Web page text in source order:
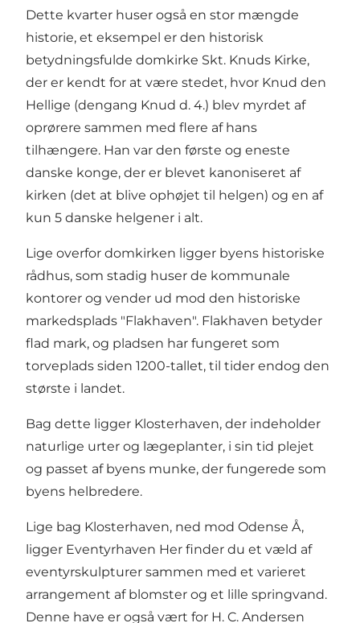
Dette kvarter huser også en stor mængde
historie, et eksempel er den historisk
betydningsfulde domkirke Skt. Knuds Kirke,
der er kendt for at være stedet, hvor Knud den
Hellige (dengang Knud d. 4.) blev myrdet af
oprørere sammen med flere af hans
tilhængere. Han var den første og eneste
danske konge, der er blevet kanoniseret af
kirken (det at blive ophøjet til helgen) og en af ​​
kun 5 danske helgener i alt.
Lige overfor domkirken ligger byens historiske
rådhus, som stadig huser de kommunale
kontorer og vender ud mod den historiske
markedsplads "Flakhaven". Flakhaven betyder
flad mark, og pladsen har fungeret som
torveplads siden 1200-tallet, til tider endog den
største i landet.
Bag dette ligger Klosterhaven, der indeholder
naturlige urter og lægeplanter, i sin tid plejet
og passet af byens munke, der fungerede som
byens helbredere.
Lige bag Klosterhaven, ned mod Odense Å,
ligger Eventyrhaven Her finder du et væld af
eventyrskulpturer sammen med et varieret
arrangement af blomster og et lille springvand.
Denne have er også vært for H. C. Andersen